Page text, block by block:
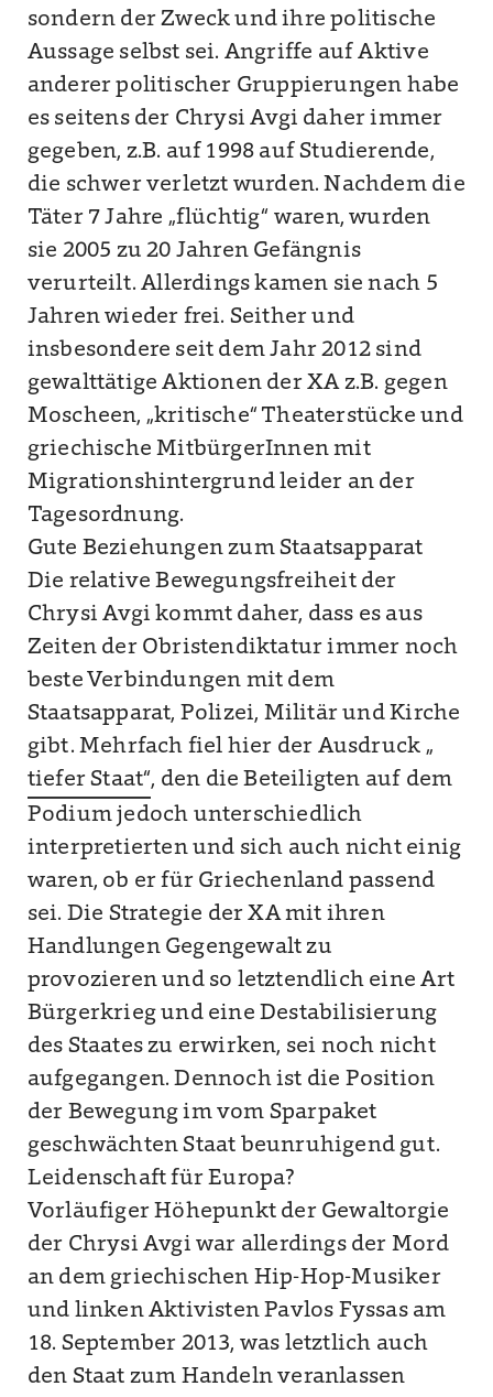
sondern der Zweck und ihre politische
Aussage selbst sei. Angriffe auf Aktive
anderer politischer Gruppierungen habe
es seitens der Chrysi Avgi daher immer
gegeben, z.B. auf 1998 auf Studierende,
die schwer verletzt wurden. Nachdem die
Täter 7 Jahre „flüchtig“ waren, wurden
sie 2005 zu 20 Jahren Gefängnis
verurteilt. Allerdings kamen sie nach 5
Jahren wieder frei. Seither und
insbesondere seit dem Jahr 2012 sind
gewalttätige Aktionen der XA z.B. gegen
Moscheen, „kritische“ Theaterstücke und
griechische MitbürgerInnen mit
Migrationshintergrund leider an der
Tagesordnung.
Gute Beziehungen zum Staatsapparat
Die relative Bewegungsfreiheit der
Chrysi Avgi kommt daher, dass es aus
Zeiten der Obristendiktatur immer noch
beste Verbindungen mit dem
Staatsapparat, Polizei, Militär und Kirche
gibt. Mehrfach fiel hier der Ausdruck „
tiefer Staat“, den die Beteiligten auf dem
Podium jedoch unterschiedlich
interpretierten und sich auch nicht einig
waren, ob er für Griechenland passend
sei. Die Strategie der XA mit ihren
Handlungen Gegengewalt zu
provozieren und so letztendlich eine Art
Bürgerkrieg und eine Destabilisierung
des Staates zu erwirken, sei noch nicht
aufgegangen. Dennoch ist die Position
der Bewegung im vom Sparpaket
geschwächten Staat beunruhigend gut.
Leidenschaft für Europa?
Vorläufiger Höhepunkt der Gewaltorgie
der Chrysi Avgi war allerdings der Mord
an dem griechischen Hip-Hop-Musiker
und linken Aktivisten Pavlos Fyssas am
18. September 2013, was letztlich auch
den Staat zum Handeln veranlassen